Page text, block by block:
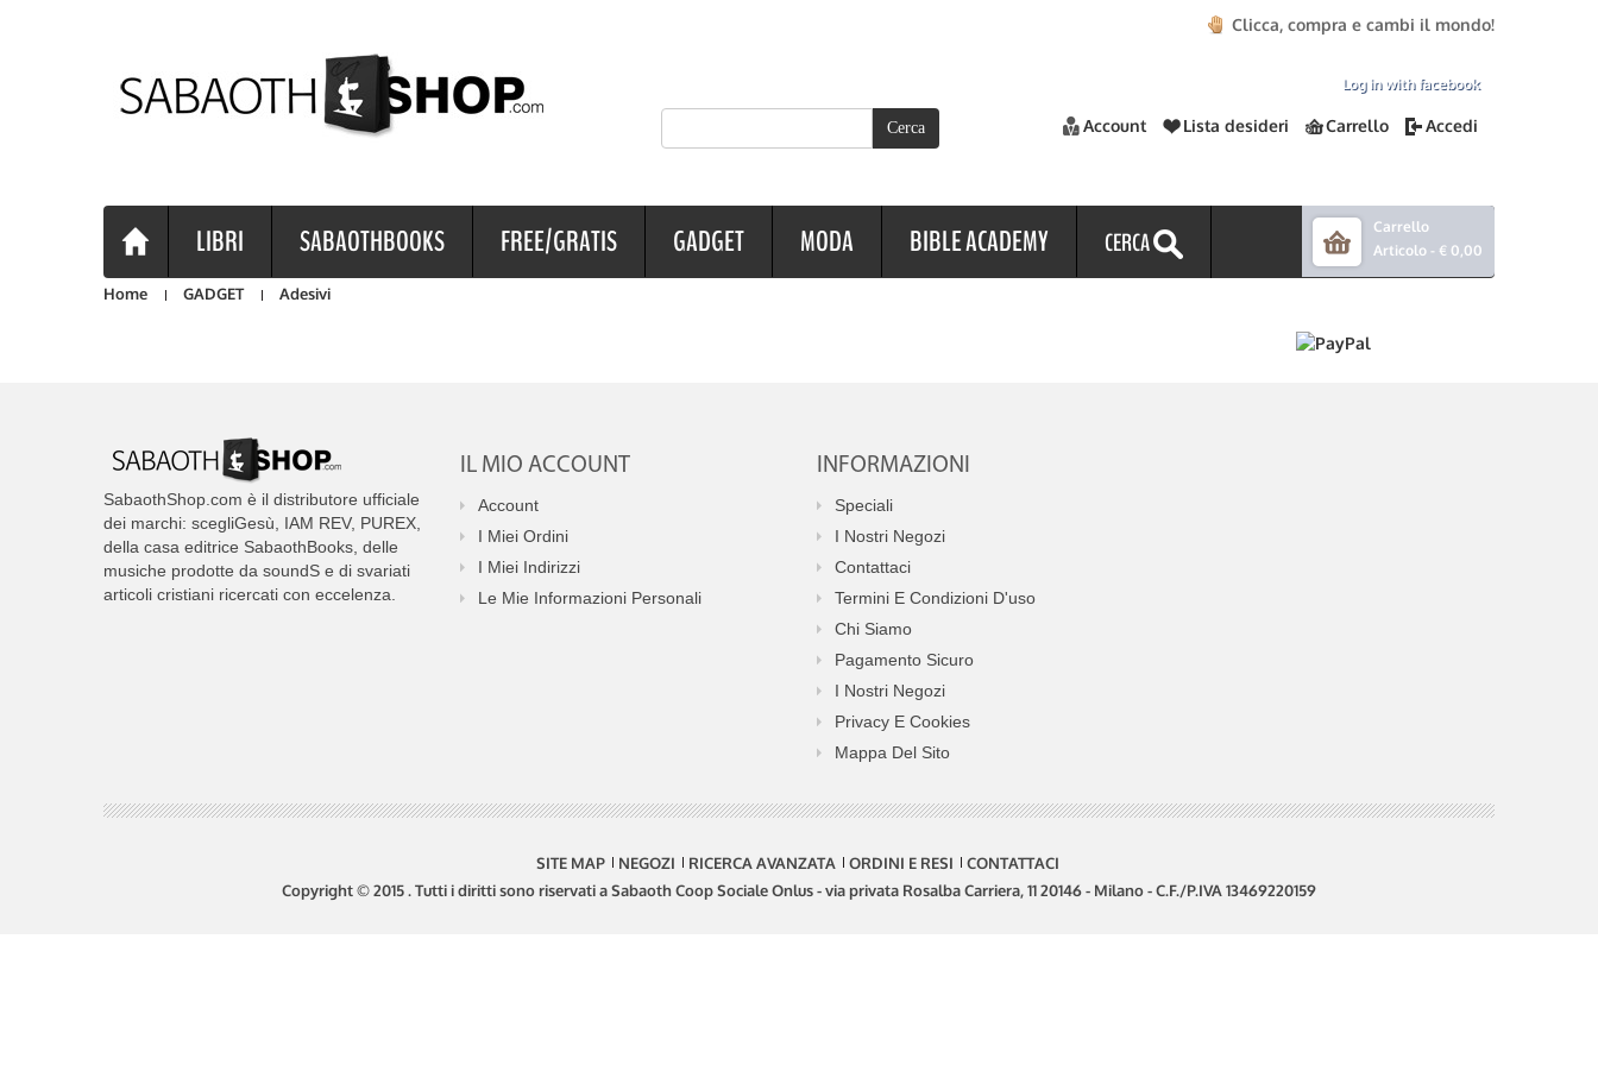
Carrello
Articolo - € 0,00
Clicca, compra e cambi il mondo!
Account Lista desideri Carrello Accedi
Log in with facebook
LIBRI SABAOTHBOOKS FREE/GRATIS GADGET MODA BIBLE ACADEMY CERCA
Home GADGET Adesivi
SabaothShop.com è il distributore ufficiale
dei marchi: scegliGesù, IAM REV, PUREX,
della casa editrice SabaothBooks, delle
musiche prodotte da soundS e di svariati
articoli cristiani ricercati con eccelenza.
IL MIO ACCOUNT
Account
I Miei Ordini
I Miei Indirizzi
Le Mie Informazioni Personali
INFORMAZIONI
Speciali
I Nostri Negozi
Contattaci
Termini E Condizioni D'uso
Chi Siamo
Pagamento Sicuro
I Nostri Negozi
Privacy E Cookies
Mappa Del Sito
SITE MAP NEGOZI RICERCA AVANZATA ORDINI E RESI
CONTATTACI
Copyright © 2015 . Tutti i diritti sono riservati a Sabaoth Coop Sociale Onlus - via privata Rosalba Carriera, 11 20146 - Milano - C.F./P.IVA 13469220159